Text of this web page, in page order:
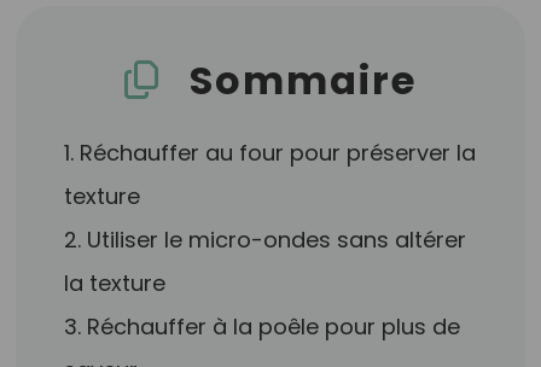
Sommaire
1. Réchauffer au four pour préserver la
texture
2. Utiliser le micro-ondes sans altérer
la texture
3. Réchauffer à la poêle pour plus de